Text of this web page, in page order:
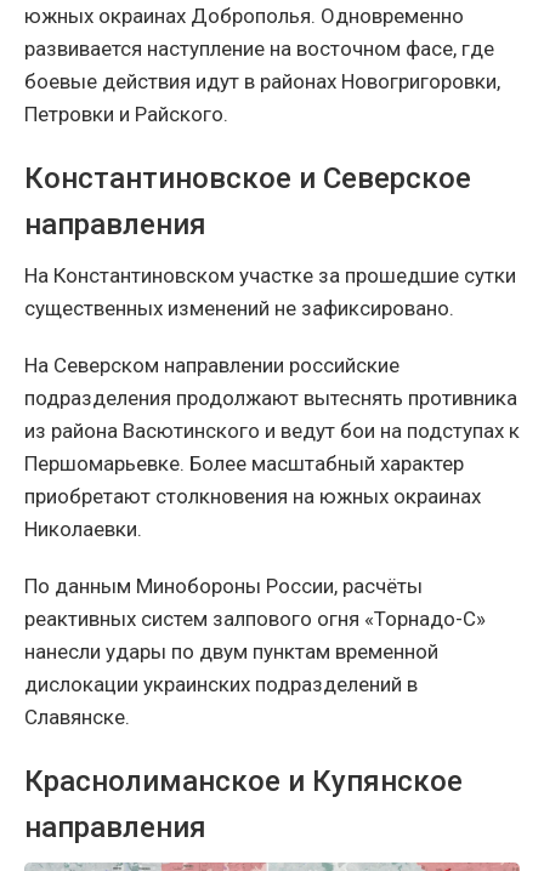
южных окраинах Доброполья. Одновременно
развивается наступление на восточном фасе, где
боевые действия идут в районах Новогригоровки,
Петровки и Райского.
Константиновское и Северское
направления
На Константиновском участке за прошедшие сутки
существенных изменений не зафиксировано.
На Северском направлении российские
подразделения продолжают вытеснять противника
из района Васютинского и ведут бои на подступах к
Першомарьевке. Более масштабный характер
приобретают столкновения на южных окраинах
Николаевки.
По данным Минобороны России, расчёты
реактивных систем залпового огня «Торнадо-С»
нанесли удары по двум пунктам временной
дислокации украинских подразделений в
Славянске.
Краснолиманское и Купянское
направления